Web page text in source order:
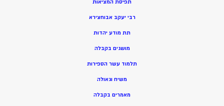
תפיסת המציאות
רבי יעקב אבוחצירא
תת מודע יהדות
מושגים בקבלה
תלמוד עשר הספירות
משיח וגאולה
מאמרים בקבלה